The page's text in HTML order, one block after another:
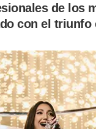
de los
con el triunfo